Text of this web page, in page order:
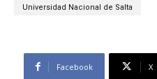
Universidad Nacional de Salta
Facebook X